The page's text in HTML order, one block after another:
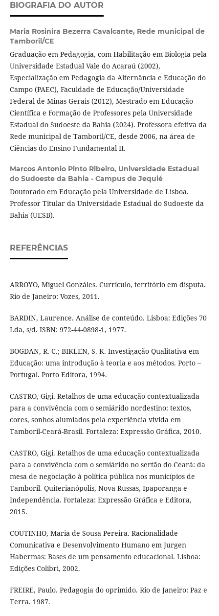
BIOGRAFIA DO AUTOR
Maria Rosinira Bezerra Cavalcante, Rede municipal de
Tamboril/CE
Graduação em Pedagogia, com Habilitação em Biologia pela
Universidade Estadual Vale do Acaraú (2002),
Especialização em Pedagogia da Alternância e Educação do
Campo (PAEC), Faculdade de Educação/Universidade
Federal de Minas Gerais (2012), Mestrado em Educação
Científica e Formação de Professores pela Universidade
Estadual do Sudoeste da Bahia (2024). Professora efetiva da
Rede municipal de Tamboril/CE, desde 2006, na área de
Ciências do Ensino Fundamental II.
Marcos Antonio Pinto Ribeiro, Universidade Estadual
do Sudoeste da Bahia - Campus de Jequié
Doutorado em Educação pela Universidade de Lisboa.
Professor Titular da Universidade Estadual do Sudoeste da
Bahia (UESB).
REFERÊNCIAS
ARROYO, Miguel Gonzáles. Currículo, território em disputa.
Rio de Janeiro: Vozes, 2011.
BARDIN, Laurence. Análise de conteúdo. Lisboa: Edições 70
Lda, s/d. ISBN: 972-44-0898-1, 1977.
BOGDAN, R. C.; BIKLEN, S. K. Investigação Qualitativa em
Educação: uma introdução à teoria e aos métodos. Porto –
Portugal. Porto Editora, 1994.
CASTRO, Gigi. Retalhos de uma educação contextualizada
para a convivência com o semiárido nordestino: textos,
cores, sonhos alumiados pela experiência vivida em
Tamboril-Ceará-Brasil. Fortaleza: Expressão Gráfica, 2010.
CASTRO, Gigi. Retalhos de uma educação contextualizada
para a convivência com o semiárido no sertão do Ceará: da
mesa de negociação à política pública nos municípios de
Tamboril. Quiterianópolis, Nova Russas, Ipaporanga e
Independência. Fortaleza: Expressão Gráfica e Editora,
2015.
COUTINHO, Maria de Sousa Pereira. Racionalidade
Comunicativa e Desenvolvimento Humano em Jurgen
Habermas: Bases de um pensamento educacional. Lisboa:
Edições Colibri, 2002.
FREIRE, Paulo. Pedagogia do oprimido. Rio de Janeiro: Paz e
Terra. 1987.